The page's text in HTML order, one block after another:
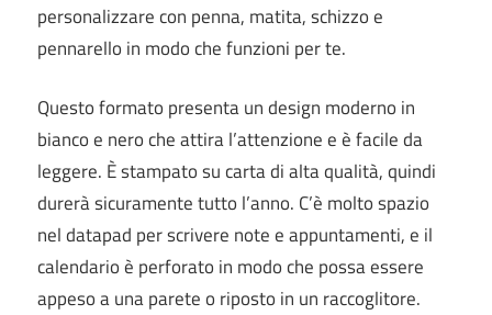
personalizzare con penna, matita, schizzo e
pennarello in modo che funzioni per te.
Questo formato presenta un design moderno in
bianco e nero che attira l’attenzione e è facile da
leggere. È stampato su carta di alta qualità, quindi
durerà sicuramente tutto l’anno. C’è molto spazio
nel datapad per scrivere note e appuntamenti, e il
calendario è perforato in modo che possa essere
appeso a una parete o riposto in un raccoglitore.